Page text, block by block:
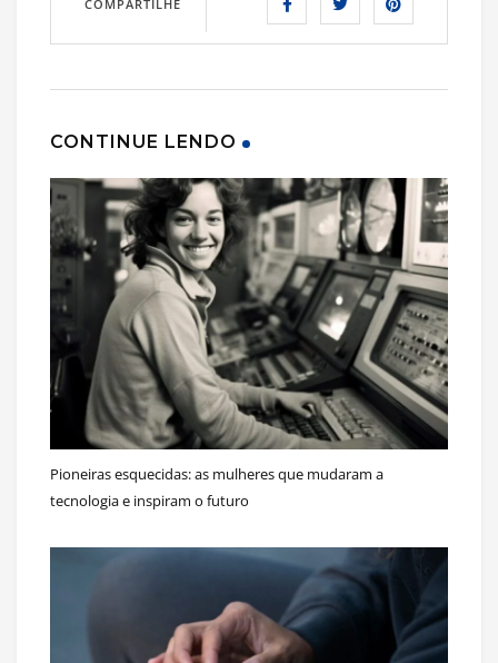
COMPARTILHE
CONTINUE LENDO
Pioneiras esquecidas: as mulheres que mudaram a
tecnologia e inspiram o futuro